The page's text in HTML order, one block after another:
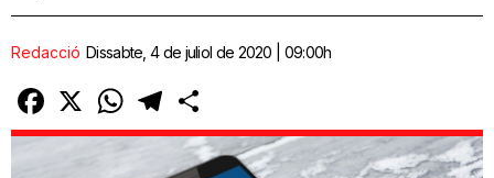
Redacció Dissabte, 4 de juliol de 2020 | 09:00h
Facebook
X WhatsAppTelegram